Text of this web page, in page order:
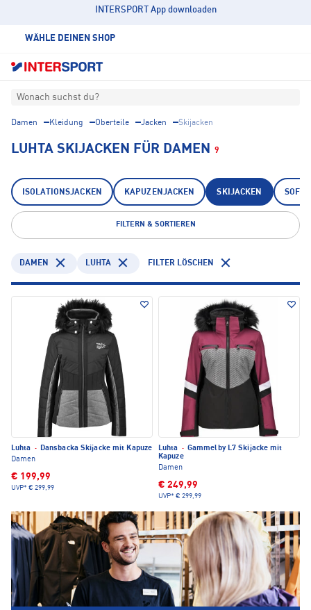
INTERSPORT App downloaden
WÄHLE DEINEN SHOP
Wonach suchst du?
Damen Kleidung Oberteile Jacken Skijacken
LUHTA SKIJACKEN FÜR DAMEN 9
ISOLATIONSJACKEN KAPUZENJACKEN SKIJACKEN
FILTERN & SORTIEREN
DAMEN LUHTA FILTER LÖSCHEN
Luhta ·
Dansbacka Skijacke mit Kapuze
Damen
€ 199,99
UVP* € 299,99
Luhta · Gammelby L7 Skijacke mit
Kapuze
Damen
€ 249,99
UVP* € 299,99